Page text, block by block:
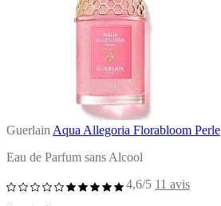
GuerlainAqua Allegoria Florabloom Perle
Eau de Parfum sans Alcool
4,6/5 11 avis